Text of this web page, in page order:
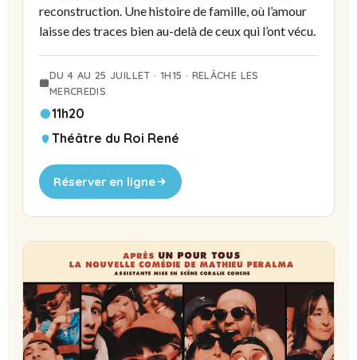
reconstruction. Une histoire de famille, où l’amour
laisse des traces bien au-delà de ceux qui l’ont vécu.
DU 4 AU 25 JUILLET · 1H15 · RELÂCHE LES
MERCREDIS
11h20
Théâtre du Roi René
Réserver en ligne